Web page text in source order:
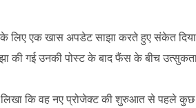
लिए एक खास अपडेट साझा करते हुए संकेत
की गई उनकी पोस्ट के बाद फैंस के बीच
लिखा कि वह नए प्रोजेक्ट की शुरुआत से पहले